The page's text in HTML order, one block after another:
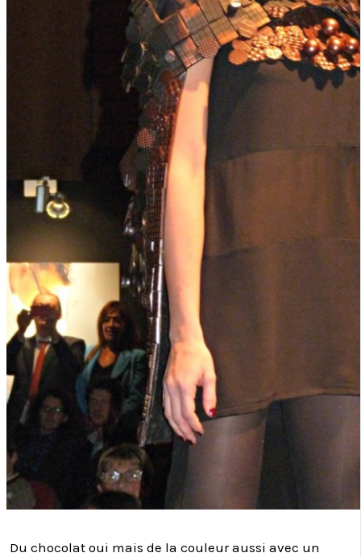
Du chocolat oui mais de la couleur aussi avec un